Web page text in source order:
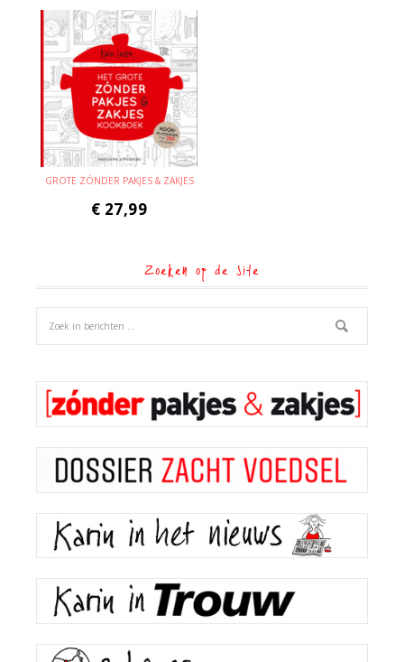
GROTE ZÓNDER PAKJES & ZAKJES
€ 27,99
Zoeken op de site